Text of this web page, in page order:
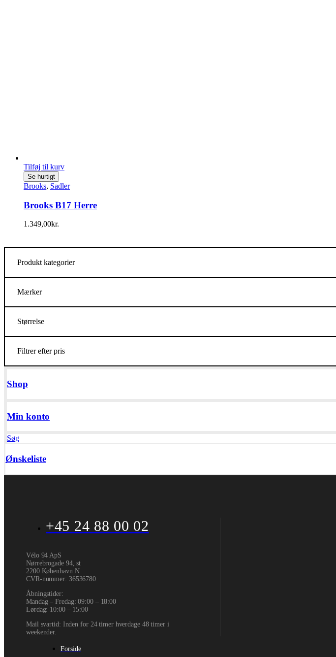
Tilføj til kurv
Se hurtigt
Brooks, Sadler
Brooks B17 Herre
1.349,00kr.
Produkt kategorier
Mærker
Størrelse
Filtrer efter pris
Shop
Min konto
Søg
Ønskeliste
+45 24 88 00 02
Vélo 94 ApS
Nørrebrogade 94, st
2200 København N
CVR-nummer: 36536780
Åbningstider:
Mandag – Fredag: 09:00 – 18:00
Lørdag: 10:00 – 15:00
Mail svartid: Inden for 24 timer hverdage 48 timer i
weekender.
Forside